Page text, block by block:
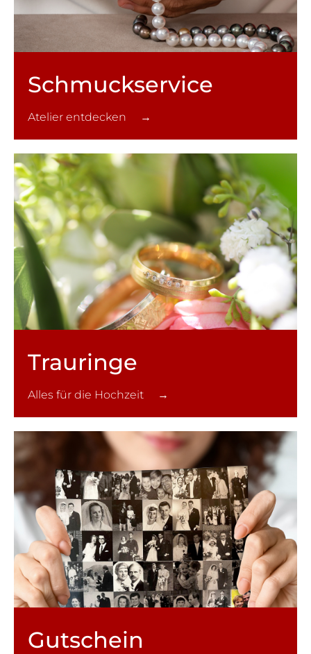
Schmuck­service
Atelier entdecken →
Trauringe
Alles für die Hochzeit →
Gutschein